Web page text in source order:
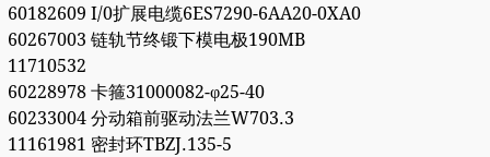
60182609 I/0扩展电缆6ES7290-6AA20-0XA0
60267003 链轨节终锻下模电极190MB
11710532
60228978 卡箍31000082-φ25-40
60233004 分动箱前驱动法兰W703.3
11161981 密封环TBZJ.135-5